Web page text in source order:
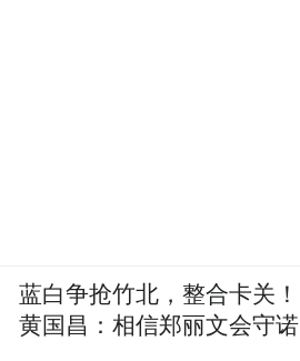
蓝白争抢竹北，整合卡关！
黄国昌：相信郑丽文会守诺